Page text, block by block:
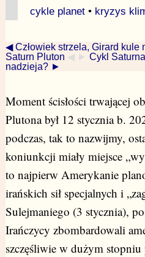
cykle planet• kryzys
◀ Człowiek strzela, Girard kule
Saturn Pluton ◀ ► Cykl
nadzieja? ►
Moment ścisłości trwającej
Plutona był 12 stycznia b.
podczas, tak to nazwijmy,
koniunkcji miały miejsce
to najpierw Amerykanie
irańskich sił specjalnych i
Sulejmaniego (3 stycznia),
Irańczycy zbombardowali
szczęśliwie w dużym stopniu